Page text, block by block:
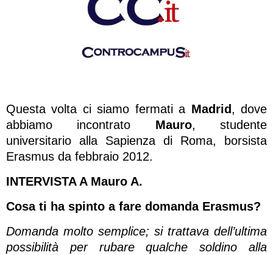
Questa volta ci siamo fermati a Madrid, dove
abbiamo incontrato Mauro, studente
universitario alla Sapienza di Roma, borsista
Erasmus da febbraio 2012.
INTERVISTA A Mauro A.
Cosa ti ha spinto a fare domanda Erasmus?
Domanda molto semplice; si trattava dell’ultima
possibilità per rubare qualche soldino alla